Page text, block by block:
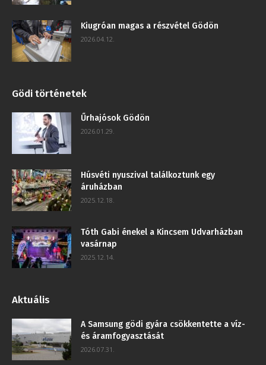
Kiugróan magas a részvétel Gödön
2026.04.12.
Gödi történetek
Űrhajósok Gödön
2026.01.29.
Húsvéti nyuszival találkoztunk egy
áruházban
2025.12.18.
Tóth Gabi énekel a Kincsem Udvarházban
vasárnap
2025.12.14.
Aktuális
A Samsung gödi gyára csökkentette a víz-
és áramfogyasztását
2026.07.31.